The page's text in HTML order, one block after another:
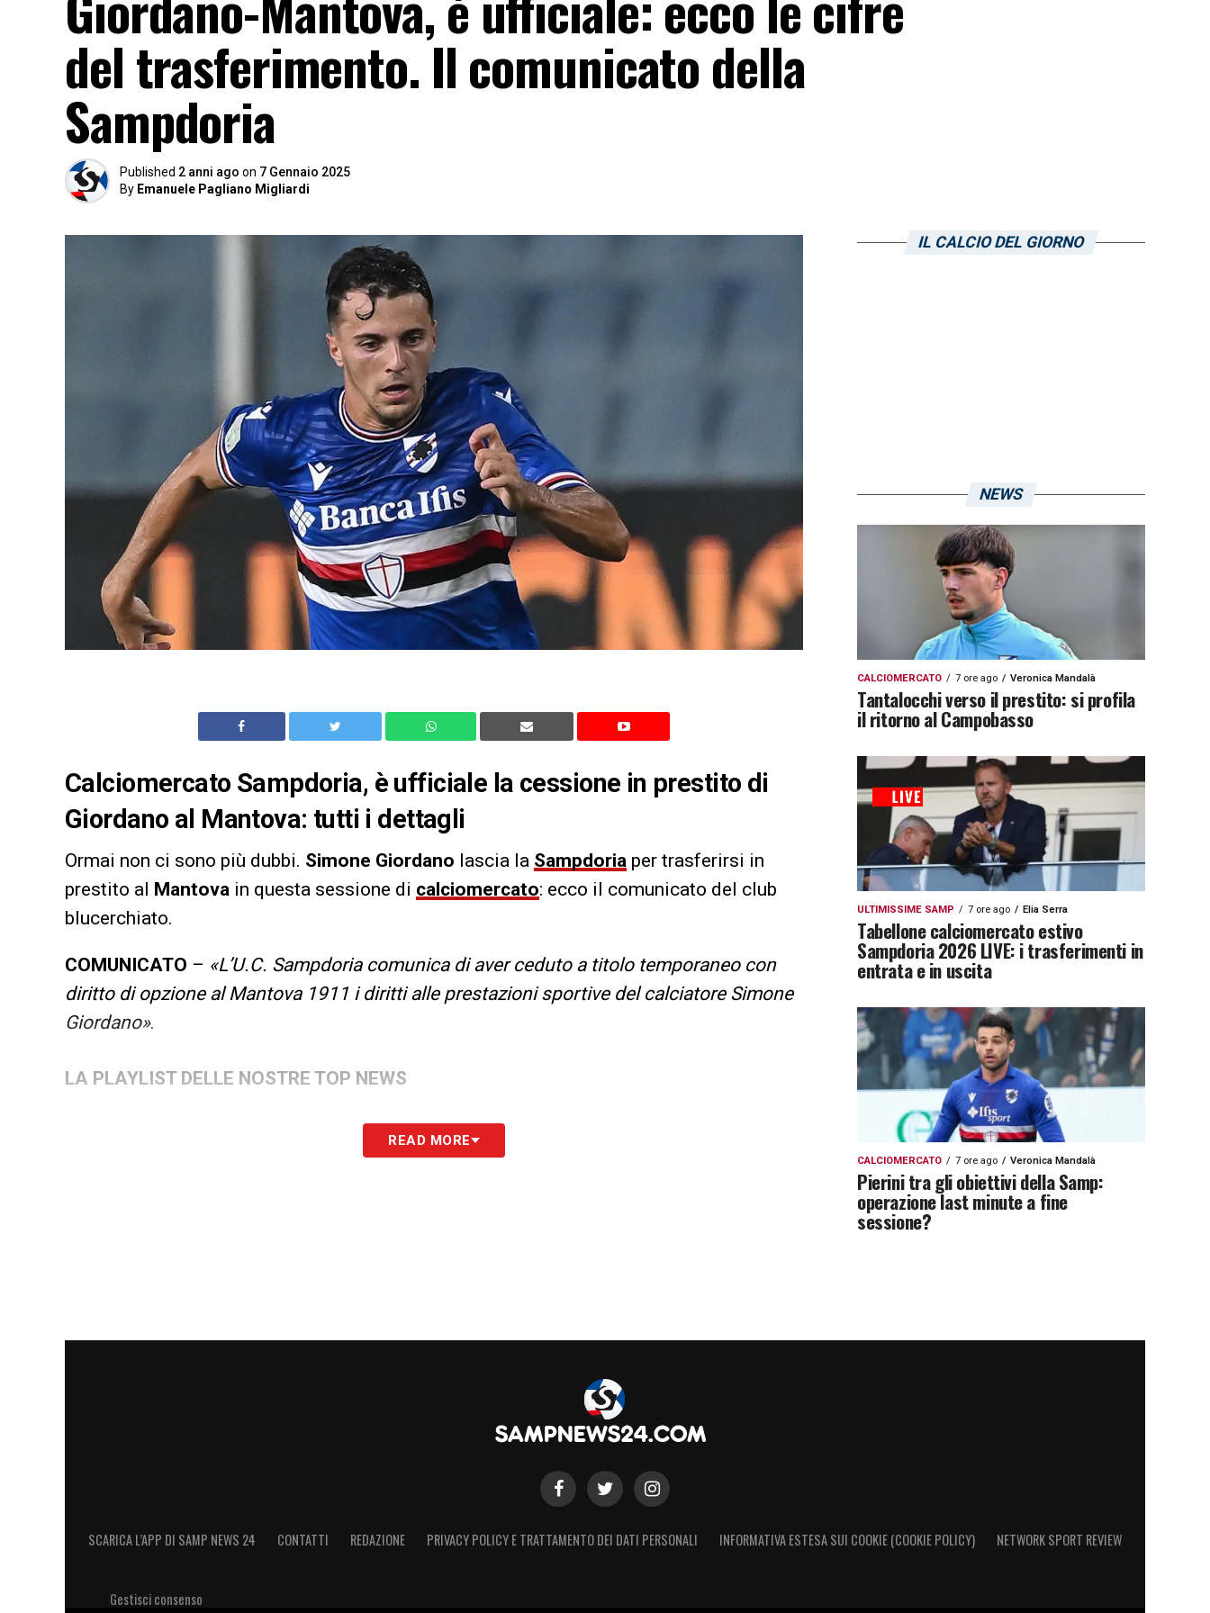
del trasferimento. Il comunicato della
Sampdoria
Published 2 anni ago on 7 Gennaio 2025
By Emanuele Pagliano Migliardi
Calciomercato Sampdoria, è ufficiale la cessione in prestito di
Giordano al Mantova: tutti i dettagli
Ormai non ci sono più dubbi. Simone Giordano lascia la Sampdoria per trasferirsi in
prestito al Mantova in questa sessione di calciomercato: ecco il comunicato del club
blucerchiato.
COMUNICATO – «L’U.C. Sampdoria comunica di aver ceduto a titolo temporaneo con
diritto di opzione al Mantova 1911 i diritti alle prestazioni sportive del calciatore Simone
Giordano».
LA PLAYLIST DELLE NOSTRE TOP NEWS
READ MORE
IL CALCIO DEL GIORNO
NEWS
CALCIOMERCATO 7 ore ago Veronica Mandalà
Tantalocchi verso il prestito: si profila
il ritorno al Campobasso
ULTIMISSIME SAMP 7 ore ago Elia Serra
Tabellone calciomercato estivo
Sampdoria 2026 LIVE: i trasferimenti in
entrata e in uscita
CALCIOMERCATO 7 ore ago Veronica Mandalà
Pierini tra gli obiettivi della Samp:
operazione last minute a fine
sessione?
SCARICA L’APP DI SAMP NEWS 24 CONTATTI REDAZIONE PRIVACY POLICY E TRATTAMENTO DEI DATI PERSONALI INFORMATIVA ESTESA SUI COOKIE (COOKIE POLICY) NETWORK SPORT REVIEW
Gestisci consenso